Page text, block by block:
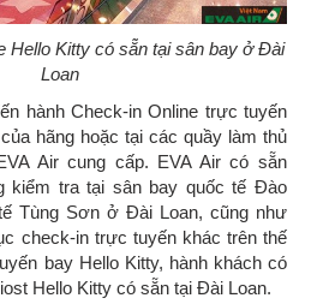
Hello Kitty có sẵn tại sân bay ở Đài
Loan
hành Check-in Online trực tuyến
hãng hoặc tại các quầy làm thủ
Air cung cấp. EVA Air có sẵn
kiểm tra tại sân bay quốc tế Đào
Tùng Sơn ở Đài Loan, cũng như
check-in trực tuyến khác trên thế
bay Hello Kitty, hành khách có
Hello Kitty có sẵn tại Đài Loan.